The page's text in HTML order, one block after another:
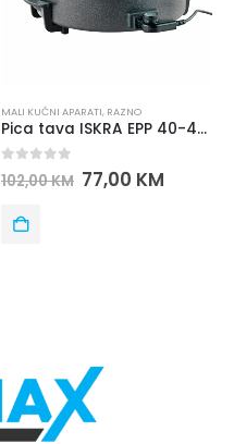
MALI KUĆNI APARATI, RAZNO
Pica tava ISKRA EPP 40-42-7
out of 5
102,00KM 77,00 KM